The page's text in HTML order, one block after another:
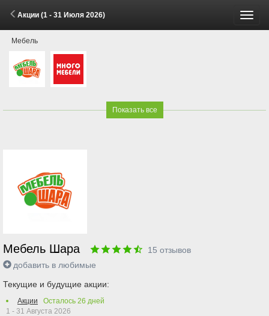
Акции (1 - 31 Июля 2026)
Мебель
Показать все
Мебель Шара 15 отзывов
добавить в любимые
Текущие и будущие акции:
Акции Осталось 26 дней
1 - 31 Августа 2026